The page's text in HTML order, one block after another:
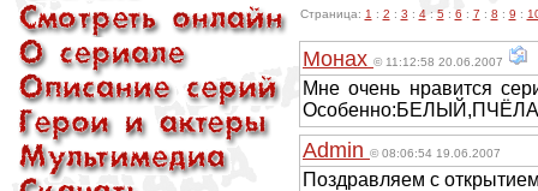
Страница: 1 : 2 : 3 : 4: 5 : 6 : 7 : 8 : 9 :
Монах © 11:12:58 20.06.2007
Мне очень нравится
Admin © 08:06:54 19.06.2007
Поздравляем с